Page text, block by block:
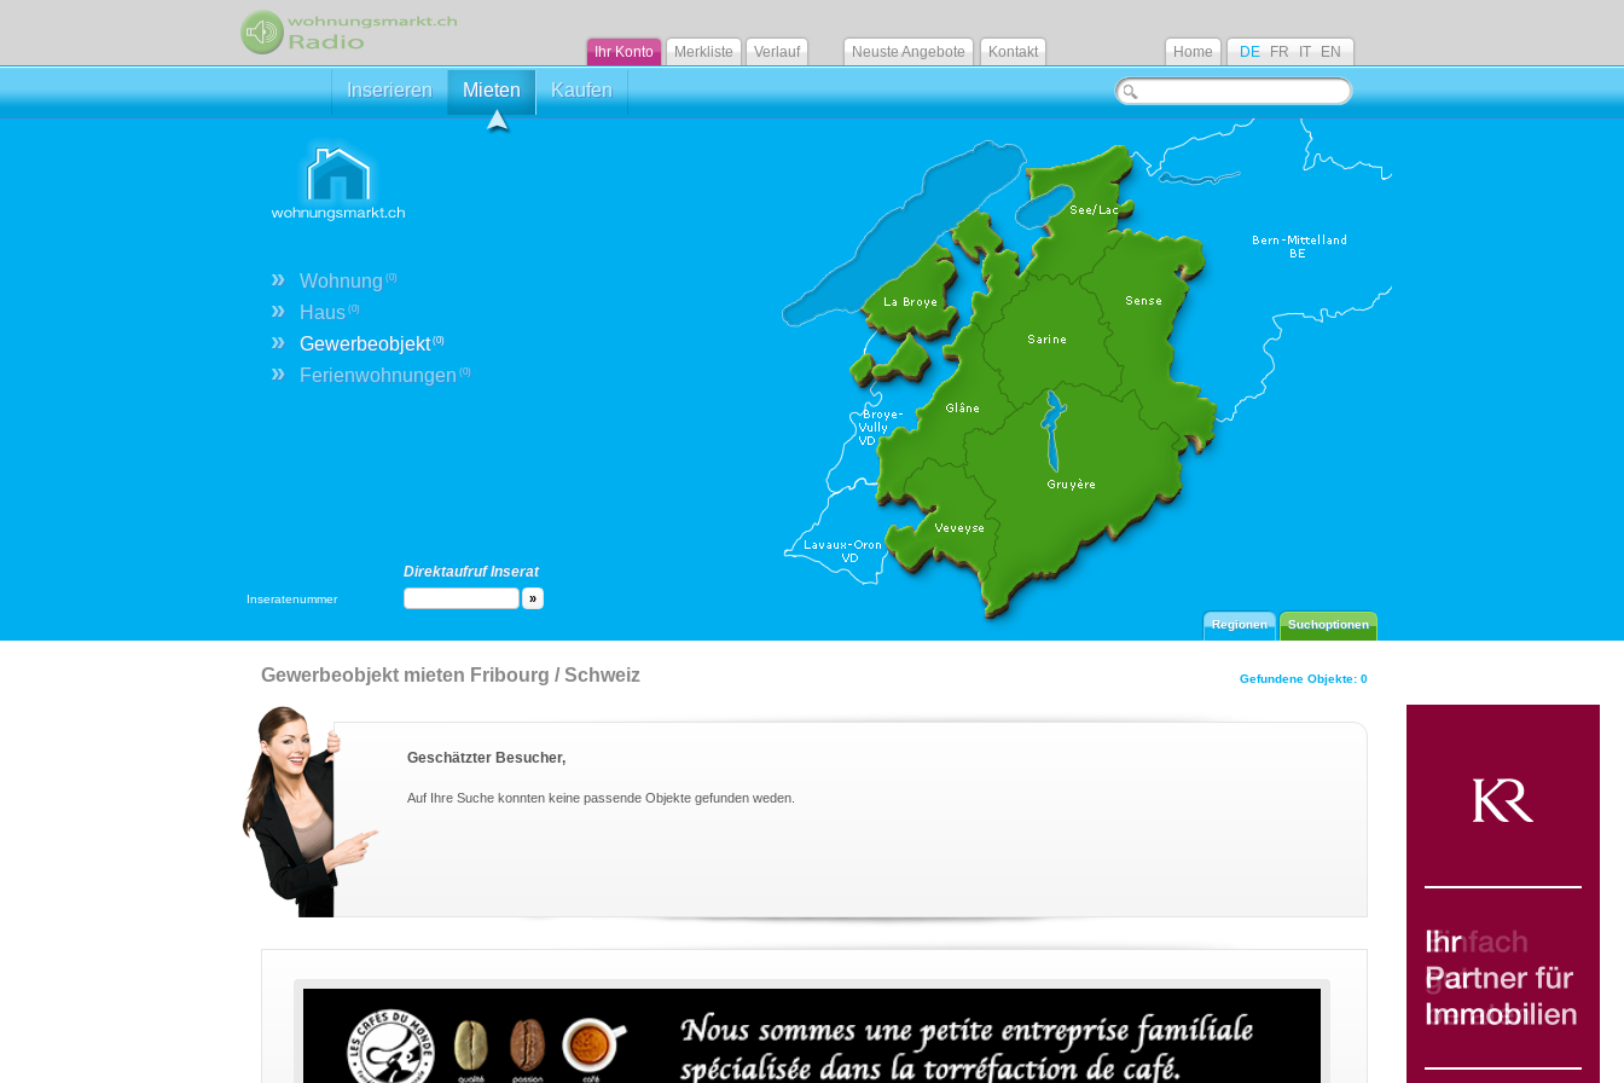
Ihr Konto Merkliste Verlauf Neuste Angebote Kontakt Home DE FR IT EN
Inserieren Mieten Kaufen
» Wohnung (0)
» Haus (0)
» Gewerbeobjekt(0)
» Ferienwohnungen (0)
Direktaufruf Inserat
Inseratenummer
Suchoptionen
Regionen
Gewerbeobjekt mieten Fribourg / Schweiz Gefundene Objekte: 0
Geschätzter Besucher,
Auf Ihre Suche konnten keine passende Objekte gefunden weden.